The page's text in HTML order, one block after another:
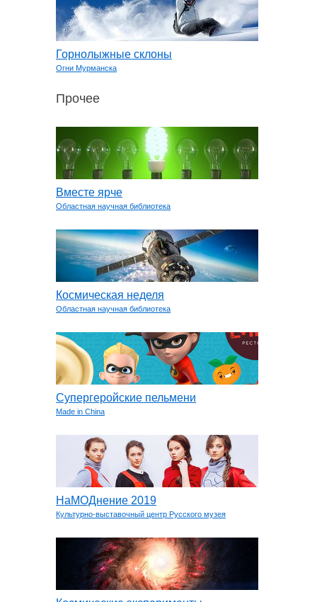
Горнолыжные склоны
Огни Мурманска
Прочее
Вместе ярче
Областная научная библиотека
Космическая неделя
Областная научная библиотека
Супергеройские пельмени
Made in China
НаМОДнение 2019
Культурно-выставочный центр Русского музея